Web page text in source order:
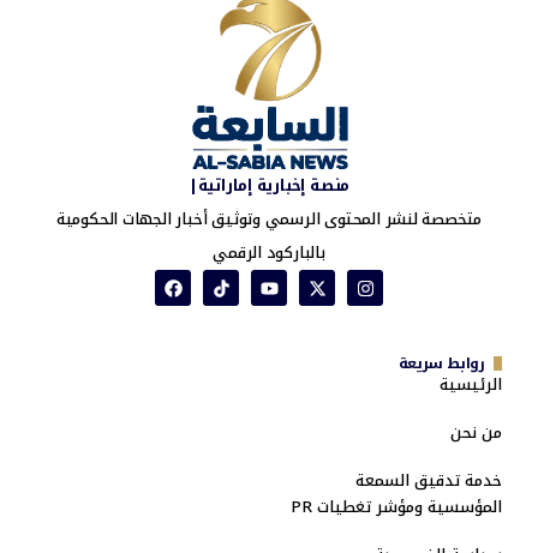
منصة إخبارية إماراتية|
متخصصة لنشر المحتوى الرسمي وتوثيق أخبار الجهات الحكومية
بالباركود الرقمي
روابط سريعة
الرئيسية
من نحن
خدمة تدقيق السمعة
المؤسسية ومؤشر تغطيات PR